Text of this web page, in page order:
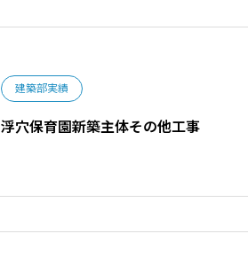
建築部実績
浮穴保育園新築主体その他工事